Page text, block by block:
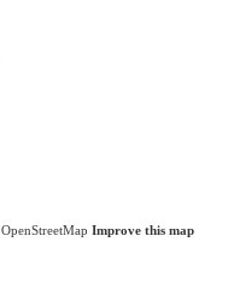
OpenStreetMap Improve this map